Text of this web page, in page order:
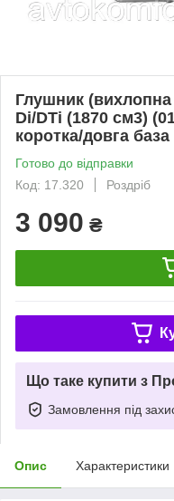
Глушник (вихлопна
Di/DTi (1870 см3)
коротка/довга база
Готово до відправки
Код: 17.320
Роздріб
3 090 ₴
Що таке купити з
Замовлення під
Опис Характеристики